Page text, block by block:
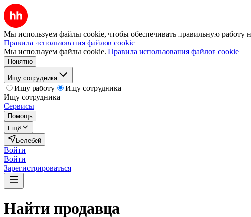
Мы используем файлы cookie, чтобы обеспечивать правильную работу
Правила использования файлов cookie
Мы используем файлы cookie. Правила использования файлов cookie
Понятно
Ищу сотрудника
Ищу работу
Ищу сотрудника
Ищу сотрудника
Сервисы
Помощь
Ещё
Белебей
Войти
Войти
Зарегистрироваться
Найти продавца